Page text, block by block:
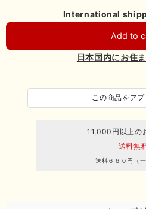
International
Add to
日本国内にお住
この商品をア
11,000円以上の
送料無
送料６６０円（一